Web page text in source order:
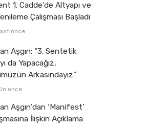
1. Cadde’de Altyapı ve
Çalışması Başladı
önce
Aşgın: “3. Sentetik
da Yapacağız,
Arkasındayız”
önce
Aşgın’dan ‘Manifest’
İlişkin Açıklama